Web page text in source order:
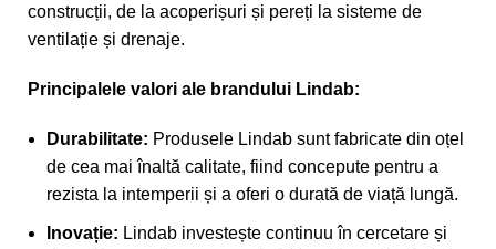
construcții, de la acoperișuri și pereți la sisteme de
ventilație și drenaje.
Principalele valori ale brandului Lindab:
Durabilitate: Produsele Lindab sunt fabricate din oțel
de cea mai înaltă calitate, fiind concepute pentru a
rezista la intemperii și a oferi o durată de viață lungă.
Inovație: Lindab investește continuu în cercetare și